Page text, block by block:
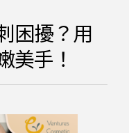
困擾？用
美手！